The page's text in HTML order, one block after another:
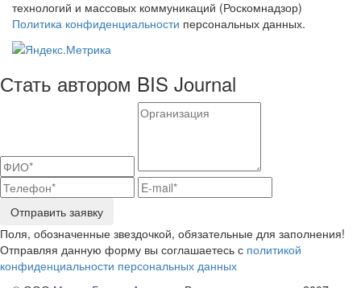
технологий и массовых коммуникаций (Роскомнадзор)
Политика конфиденциальности персональных данных.
Стать автором BIS Journal
Отправить заявку
Поля, обозначенные звездочкой, обязательные для заполнения!
Отправляя данную форму вы соглашаетесь с политикой
конфиденциальности персональных данных